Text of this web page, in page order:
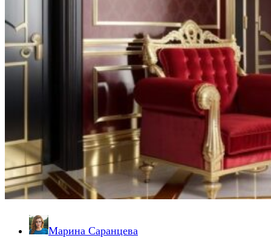
Марина Саранцева